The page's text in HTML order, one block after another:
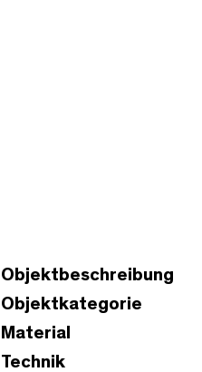
Objektbeschreibung
Objektkategorie
Material
Technik